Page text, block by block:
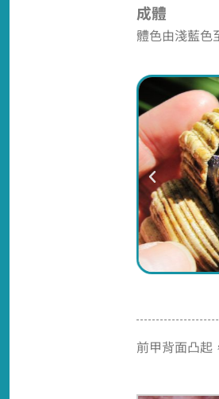
成體
體色由淺藍色
前甲背面凸起